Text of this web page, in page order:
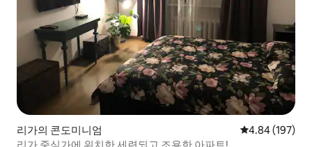
리가의 콘도미니엄 평점 4.84점(5
4.84 (197)